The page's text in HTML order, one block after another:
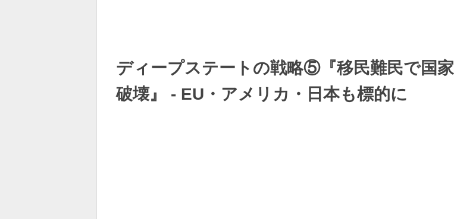
ディープステートの戦略⑤『移民難民で国家
破壊』 - EU・アメリカ・日本も標的に